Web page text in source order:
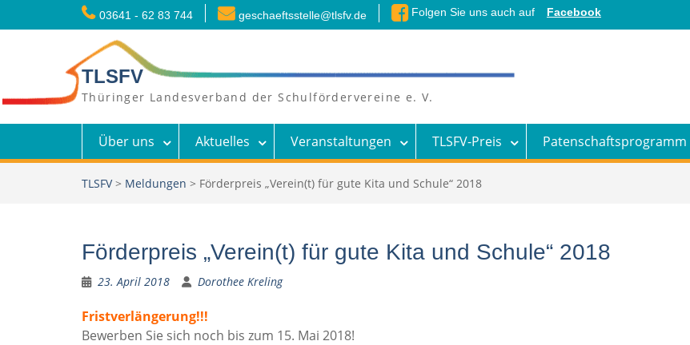
03641 - 62 83 744 geschaeftsstelle@tlsfv.de Folgen Sie uns auch auf Facebook
TLSFV
Thüringer Landesverband der Schulfördervereine e. V.
Über uns Aktuelles Veranstaltungen TLSFV-Preis Patenschaftsprogramm
TLSFV> Meldungen > Förderpreis „Verein(t) für gute Kita und Schule“ 2018
Förderpreis „Verein(t) für gute Kita und Schule“ 2018
23. April 2018 Dorothee Kreling
Fristverlängerung!!!
Bewerben Sie sich noch bis zum 15. Mai 2018!